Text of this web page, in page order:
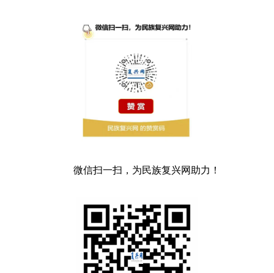
微信扫一扫，为民族复兴网助力！